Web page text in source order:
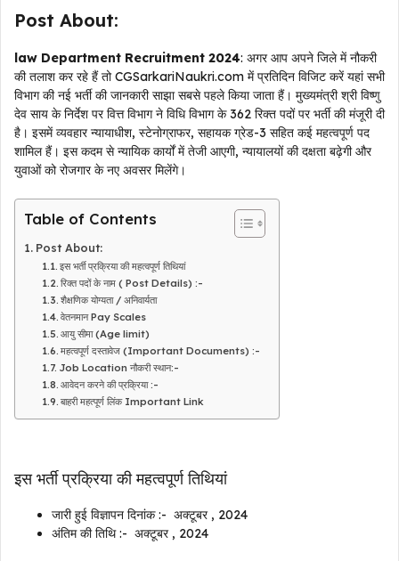
Post About:
law Department Recruitment 2024: अगर आप अपने जिले में नौकरी
की तलाश कर रहे हैं तो CGSarkariNaukri.com में प्रतिदिन विजिट करें यहां सभी
विभाग की नई भर्ती की जानकारी साझा सबसे पहले किया जाता हैं। मुख्यमंत्री श्री विष्णु
देव साय के निर्देश पर वित्त विभाग ने विधि विभाग के 362 रिक्त पदों पर भर्ती की मंजूरी दी
है। इसमें व्यवहार न्यायाधीश, स्टेनोग्राफर, सहायक ग्रेड-3 सहित कई महत्वपूर्ण पद
शामिल हैं। इस कदम से न्यायिक कार्यों में तेजी आएगी, न्यायालयों की दक्षता बढ़ेगी और
युवाओं को रोजगार के नए अवसर मिलेंगे।
Table of Contents
Post About:
इस भर्ती प्रक्रिया की महत्वपूर्ण तिथियां
रिक्त पदों के नाम ( Post Details) :-
शैक्षणिक योग्यता / अनिवार्यता
वेतनमान Pay Scales
आयु सीमा (Age limit)
महत्वपूर्ण दस्तावेज (Important Documents) :-
Job Location नौकरी स्थान:-
आवेदन करने की प्रक्रिया :-
बाहरी महत्पूर्ण लिंक Important Link
इस भर्ती प्रक्रिया की महत्वपूर्ण तिथियां
जारी हुई विज्ञापन दिनांक :- अक्टूबर , 2024
अंतिम की तिथि :- अक्टूबर , 2024